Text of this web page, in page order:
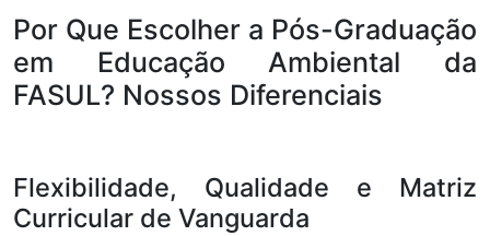
Por Que Escolher a Pós-Graduação
em Educação Ambiental da
FASUL? Nossos Diferenciais
Flexibilidade, Qualidade e Matriz
Curricular de Vanguarda